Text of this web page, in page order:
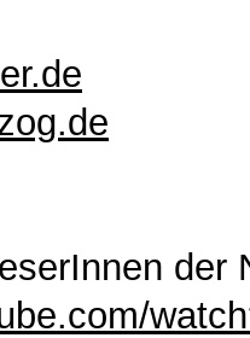
der